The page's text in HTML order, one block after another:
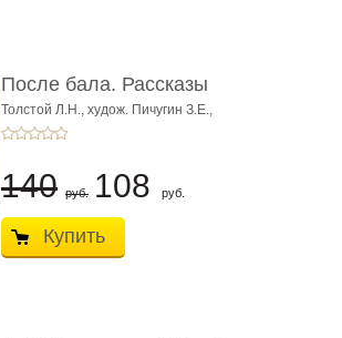
После бала. Рассказы
Толстой Л.Н., худож. Пичугин З.Е.,
худож. Лебедев А.И.,
140 руб. 108 руб.
Купить